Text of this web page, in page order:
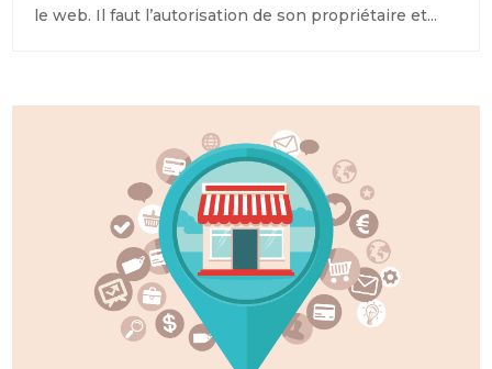
le web. Il faut l’autorisation de son propriétaire et...